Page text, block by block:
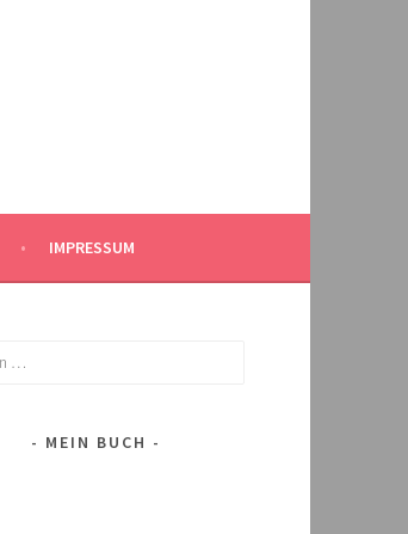
IMPRESSUM
MEIN BUCH